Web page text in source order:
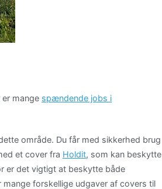
mange spændende jobs i
område. Du får med sikkerhed brug
et cover fra Holdit, som kan beskytte
er det vigtigt at beskytte både
forskellige udgaver af covers til